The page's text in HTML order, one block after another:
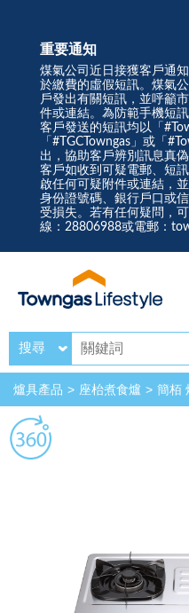
重要通知
煤氣公司近日接獲客戶通
於繳費的虛假短訊。煤氣
戶發出有關短訊，並呼籲
件或連結。為防範手機短
客戶發送的短訊均以「
「#TGCTowngas」或「
出，協助客戶辨別訊息真偽
客戶如收到可疑電郵、短
啟任何可疑附件或連結，
身份證號碼、銀行戶口或
受損失。若有任何疑問，
線：28806988或電郵：
搜尋
爐具產品 座枱煮食爐 簡栢